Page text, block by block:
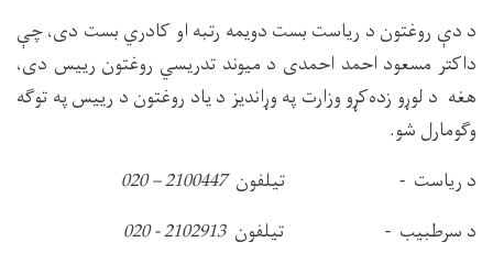
د دې روغتون د ریاست بست دویمه رتبه او کادري بست دی، چې
داکتر مسعود احمد احمدی د میوند تدریسي روغتون رییس دی،
هغه د لوړو زده‌کړو وزارت په وړاندیز د یاد روغتون د رییس په توګه
وګومارل شو.
د رياست - تيلفون2100447 – 020
د سرطبيب - تيلفون2102913 - 020